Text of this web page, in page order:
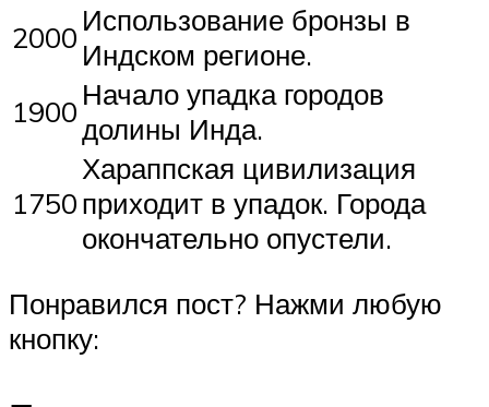
2000 Использование бронзы в
Индском регионе.
1900 Начало упадка городов
долины Инда.
1750
Хараппская цивилизация
приходит в упадок. Города
окончательно опустели.
Понравился пост? Нажми любую
кнопку: